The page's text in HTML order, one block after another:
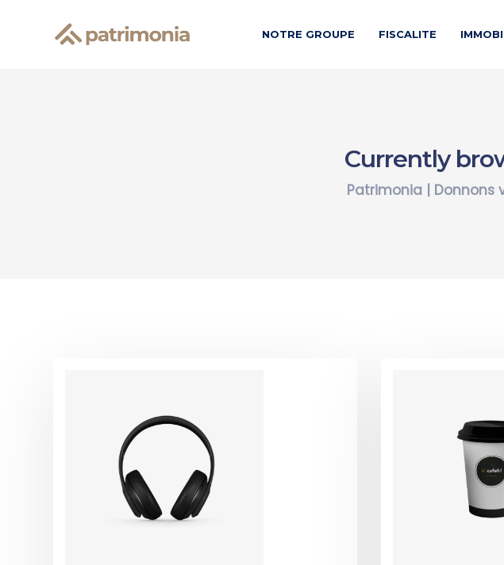
NOTRE GROUPE FISCALITE
Currently
Patrimonia | Donnons